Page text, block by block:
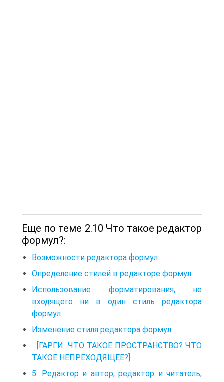
Еще по теме 2.10 Что такое редактор
формул?:
Возможности редактора формул
Определение стилей в редакторе формул
Использование форматирования, не
входящего ни в один стиль редактора
формул
Изменение стиля редактора формул
[ГАРГИ: ЧТО ТАКОЕ ПРОСТРАНСТВО? ЧТО
ТАКОЕ НЕПРЕХОДЯЩЕЕ?]
5. Редактор и автор, редактор и читатель,